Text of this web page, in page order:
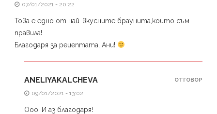
07/01/2021 - 20:22
Това е едно от най-вкусните браунита,които съм
правила!
Благодаря за рецептата, Ани!
ANELIYAKALCHEVA
09/01/2021 - 13:02
Ooo! И аз благодаря!
ОТГОВОР